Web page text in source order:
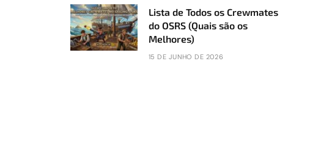
Lista de Todos os Crewmates
do OSRS (Quais são os
Melhores)
15 DE JUNHO DE 2026